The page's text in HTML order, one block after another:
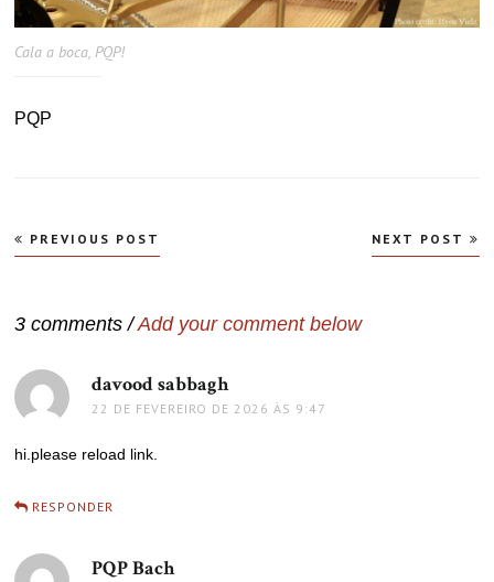
Cala a boca, PQP!
PQP
Navegação
de
PREVIOUS POST NEXT POST
3 comments /Add your comment below
davood sabbaghdisse:
22 DE FEVEREIRO DE 2026 ÀS 9:47
hi.please reload link.
RESPONDER
PQP Bachdisse: